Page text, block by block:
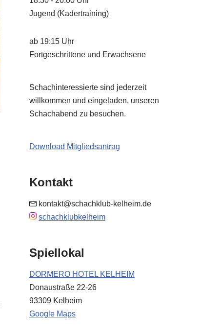
Jugend (Kadertraining)
ab 19:15 Uhr
Fortgeschrittene und Erwachsene
Schachinteressierte sind jederzeit
willkommen und eingeladen, unseren
Schachabend zu besuchen.
Download Mitgliedsantrag
Kontakt
kontakt@schachklub-kelheim.de
schachklubkelheim
Spiellokal
DORMERO HOTEL KELHEIM
Donaustraße 22-26
93309 Kelheim
Google Maps